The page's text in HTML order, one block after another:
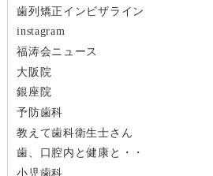
ー
シ
ョ
ン
歯列矯正インビザライン
instagram
福涛会ニュース
大阪院
銀座院
予防歯科
教えて歯科衛生士さん
歯、口腔内と健康と・・
小児歯科